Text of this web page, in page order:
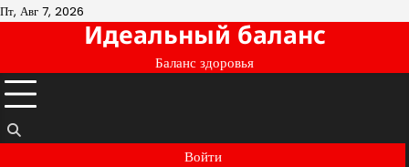
Перейти
Пт, Авг 7, 2026
Идеальный баланс
Баланс здоровья
Войти